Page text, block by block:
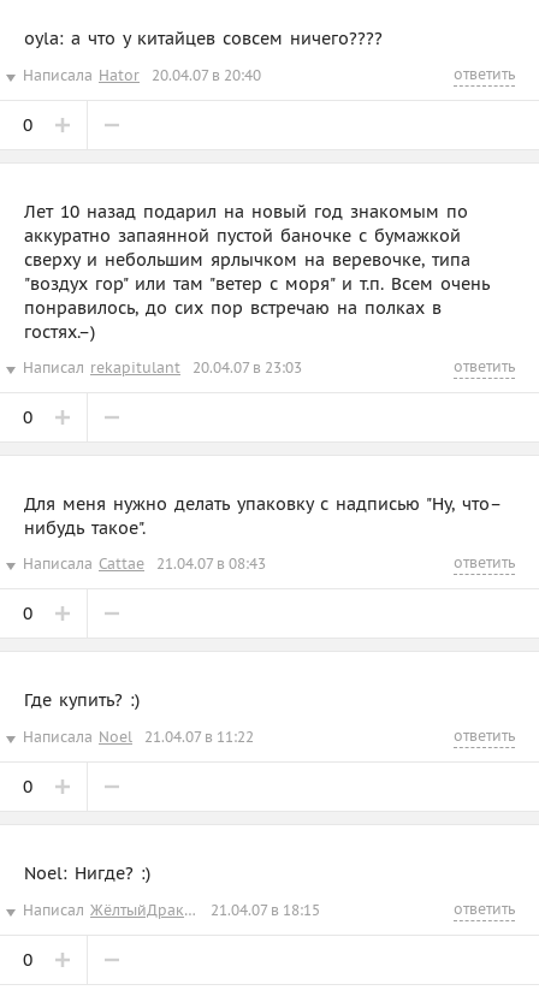
oyla: а что у китайцев совсем ничего????
Написала Hator 20.04.07 в 20:40 ответить
0
Лет 10 назад подарил на новый год знакомым по
аккуратно запаянной пустой баночке с бумажкой
сверху и небольшим ярлычком на веревочке, типа
"воздух гор" или там "ветер с моря" и т.п. Всем очень
понравилось, до сих пор встречаю на полках в
гостях.–)
Написал rekapitulant 20.04.07 в 23:03 ответить
0
Для меня нужно делать упаковку с надписью "Ну, что–
нибудь такое".
Написала Cattae 21.04.07 в 08:43 ответить
0
Где купить? :)
Написала Noel 21.04.07 в 11:22 ответить
0
Noel: Нигде? :)
Написал ЖёлтыйДракончикД 21.04.07 в 18:15 ответить
0